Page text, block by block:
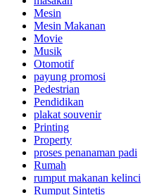
Mesin
Mesin Makanan
Movie
Musik
Otomotif
payung promosi
Pedestrian
Pendidikan
plakat souvenir
Printing
Property
proses penanaman padi
Rumah
rumput makanan kelinci
Rumput Sintetis